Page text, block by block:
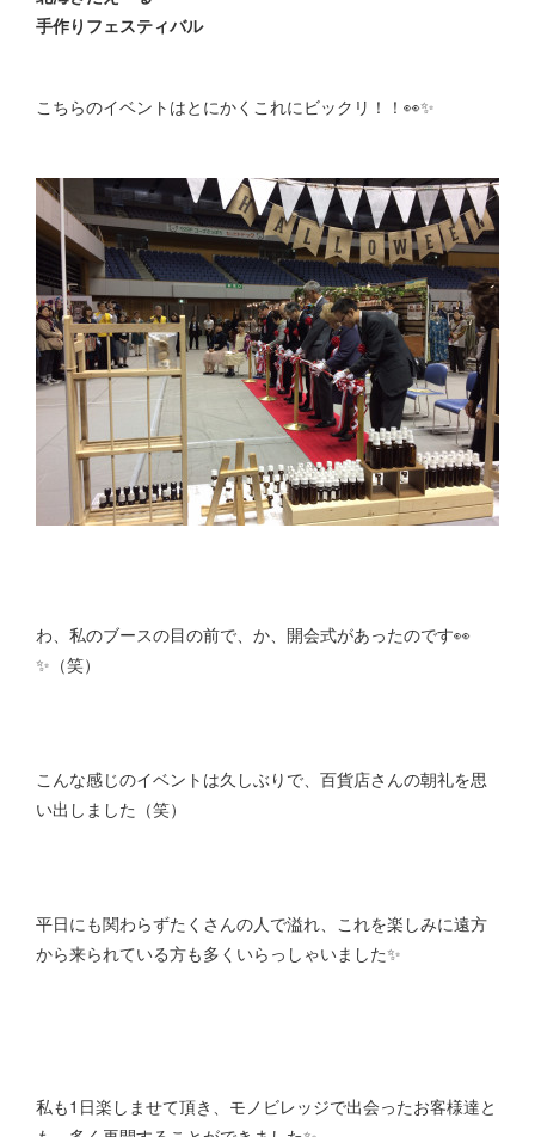
手作りフェスティバル
こちらのイベントはとにかくこれにビックリ！！👀✨
わ、私のブースの目の前で、か、開会式があったのです👀
✨（笑）
こんな感じのイベントは久しぶりで、百貨店さんの朝礼を思
い出しました（笑）
平日にも関わらずたくさんの人で溢れ、これを楽しみに遠方
から来られている方も多くいらっしゃいました✨
私も1日楽しませて頂き、モノビレッジで出会ったお客様達と